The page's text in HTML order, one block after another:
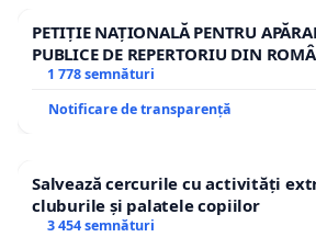
PETIȚIE NAȚIONALĂ PENTRU
PUBLICE DE REPERTORIU DIN
1 778 semnături
Notificare de transparență
Salvează cercurile cu activități
cluburile și palatele copiilor
3 454 semnături